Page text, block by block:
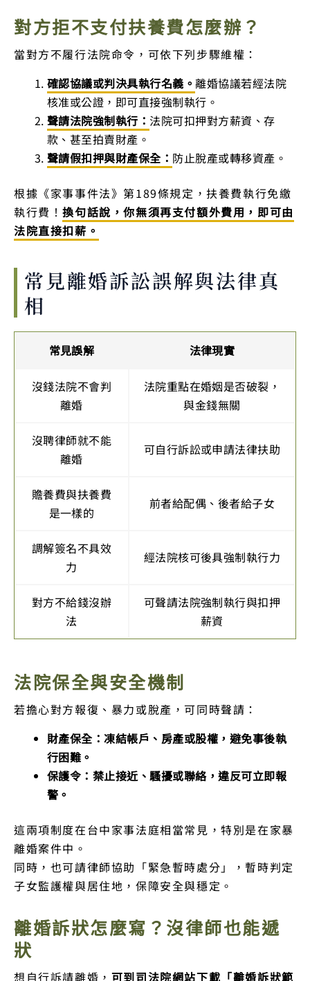
對方拒不支付扶養費怎麼辦？
當對方不履行法院命令，可依下列步驟維權：
確認協議或判決具執行名義。離婚協議若經法院
核准或公證，即可直接強制執行。
聲請法院強制執行： 法院可扣押對方薪資、存
款、甚至拍賣財產。
聲請假扣押與財產保全： 防止脫產或轉移資產。
根據《家事事件法》第189條規定，扶養費執行免繳
執行費！換句話說，你無須再支付額外費用，即可由
法院直接扣薪。
常見離婚訴訟誤解與法律真
相
常見誤解 法律現實
沒錢法院不會判
離婚
法院重點在婚姻是否破裂，
與金錢無關
沒聘律師就不能
離婚
可自行訴訟或申請法律扶助
贍養費與扶養費
是一樣的
前者給配偶、後者給子女
調解簽名不具效
力
經法院核可後具強制執行力
對方不給錢沒辦
法
可聲請法院強制執行與扣押
薪資
法院保全與安全機制
若擔心對方報復、暴力或脫產，可同時聲請：
財產保全：凍結帳戶、房產或股權，避免事後執
行困難。
保護令：禁止接近、騷擾或聯絡，違反可立即報
警。
這兩項制度在台中家事法庭相當常見，特別是在家暴
離婚案件中。
同時，也可請律師協助「緊急暫時處分」，暫時判定
子女監護權與居住地，保障安全與穩定。
離婚訴狀怎麼寫？沒律師也能遞
狀
想自行訴請離婚， 可到司法院網站下載「離婚訴狀範